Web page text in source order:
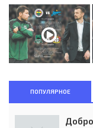
ПОПУЛЯРНОЕ